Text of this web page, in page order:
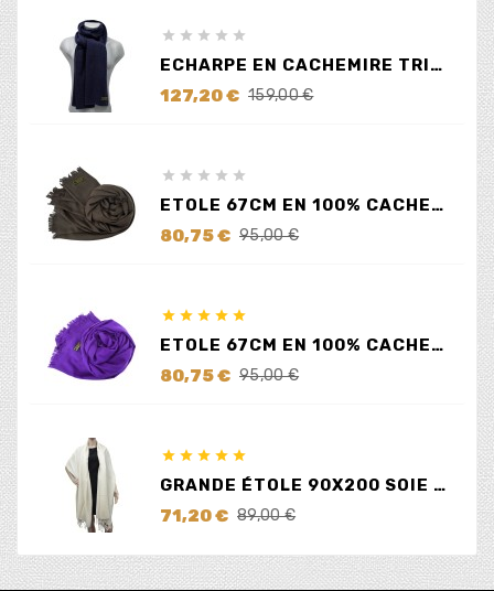
    
ECHARPE EN CACHEMIRE TRICOTÉ BLEUE
127,20 € 159,00 €
    
ETOLE 67CM EN 100% CACHEMIRE MARRON
80,75 € 95,00 €
    
ETOLE 67CM EN 100% CACHEMIRE LILAS
80,75 € 95,00 €
    
GRANDE ÉTOLE 90X200 SOIE ET CACHEMIRE ÉCRUE
71,20 € 89,00 €